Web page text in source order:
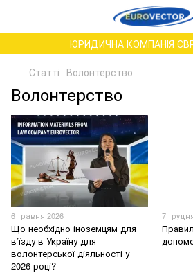
ЮРИДИЧНА КОМПАНІЯ
Статті Волонтерство
Волонтерство
6 травня 2026
Що необхідно іноземцям для
в’їзду в Україну для
волонтерської діяльності у
2026 році?
7